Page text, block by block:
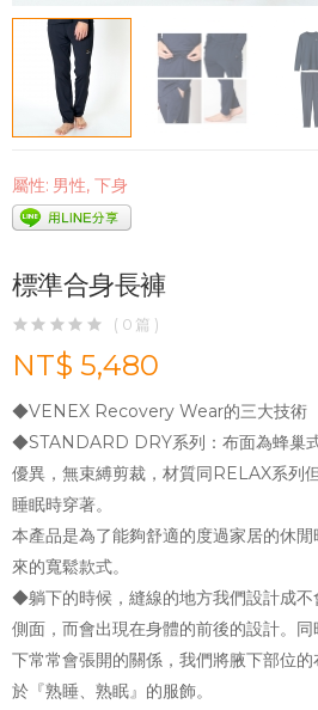
屬性: 男性, 下身
標準合身長褲
( 0 篇 )
NT$ 5,480
◆VENEX Recovery Wear的三大技術
◆STANDARD DRY系列：布面為蜂巢
優異，無束縛剪裁，材質同RELAX系列
睡眠時穿著。
本產品是為了能夠舒適的度過家居的休
來的寬鬆款式。
◆躺下的時候，縫線的地方我們設計成不
側面，而會出現在身體的前後的設計。
下常常會張開的關係，我們將腋下部位
於『熟睡、熟眠』的服飾。